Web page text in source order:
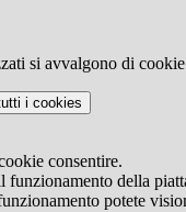
si avvalgono di
i cookies
consentire.
funzionamento della
potete